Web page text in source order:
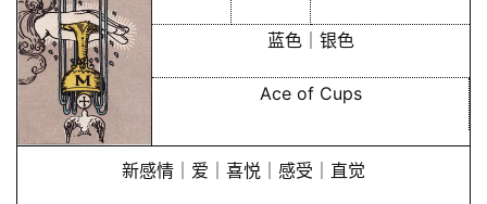
蓝色｜银色
Ace of Cups
新感情｜爱｜喜悦｜感受｜直觉